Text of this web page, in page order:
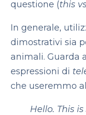
questione (this
In generale,
dimostrativi sia
animali. Guarda
espressioni di
che useremmo
Hello. This